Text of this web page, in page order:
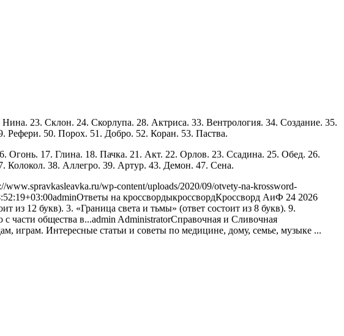
23. Склон. 24. Скорлупа. 28. Актриса. 33. Вентрология. 34. Создание. 35.
Рефери. 50. Порох. 51. Добро. 52. Коран. 53. Паства.
Огонь. 17. Глина. 18. Пачка. 21. Акт. 22. Орлов. 23. Ссадина. 25. Обед. 26.
Колокол. 38. Аллегро. 39. Артур. 43. Демон. 47. Сена.
www.spravkasleavka.ru/wp-content/uploads/2020/09/otvety-na-krossword-
adminОтветы на кроссвордыкроссвордКроссворд АиФ 24 2026
из 12 букв). 3. «Граница света и тьмы» (ответ состоит из 8 букв). 9.
части общества в...admin AdministratorСправочная и Сливочная